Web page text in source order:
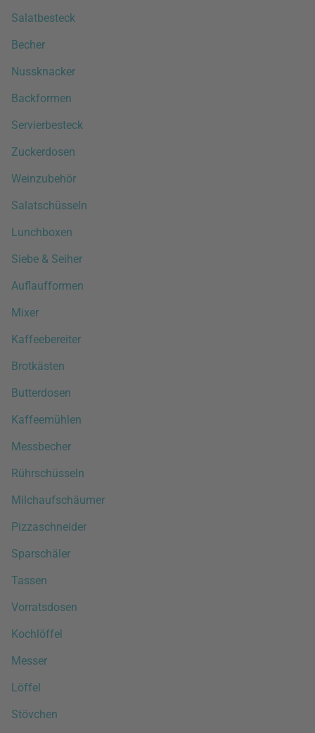
Salatbesteck
Becher
Nussknacker
Backformen
Servierbesteck
Zuckerdosen
Weinzubehör
Salatschüsseln
Lunchboxen
Siebe & Seiher
Auflaufformen
Mixer
Kaffeebereiter
Brotkästen
Butterdosen
Kaffeemühlen
Messbecher
Rührschüsseln
Milchaufschäumer
Pizzaschneider
Sparschäler
Tassen
Vorratsdosen
Kochlöffel
Messer
Löffel
Stövchen